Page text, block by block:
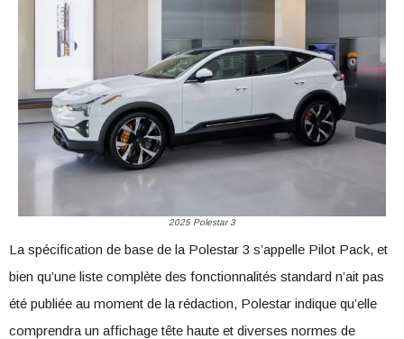
2025 Polestar 3
La spécification de base de la Polestar 3 s’appelle Pilot Pack, et
bien qu’une liste complète des fonctionnalités standard n’ait pas
été publiée au moment de la rédaction, Polestar indique qu’elle
comprendra un affichage tête haute et diverses normes de